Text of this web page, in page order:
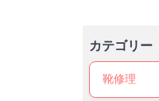
カテゴリー